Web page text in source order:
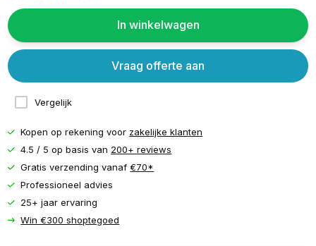
In winkelwagen
Vergelijk
Vraag offerte aan
Kopen op rekening voor zakelijke klanten
4.5 / 5 op basis van 200+ reviews
Gratis verzending vanaf€70*
Professioneel advies
25+ jaar ervaring
Win €300 shoptegoed